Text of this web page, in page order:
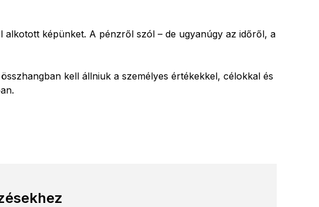
alkotott képünket. A pénzről szól – de ugyanúgy az időről, a
kell állniuk a személyes értékekkel, célokkal és